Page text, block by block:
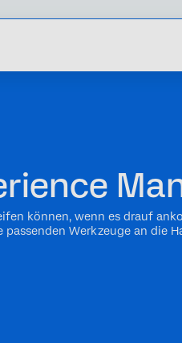
können, wenn es drauf
Werkzeuge an die